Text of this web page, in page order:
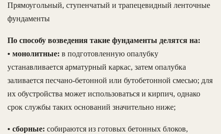
Прямоугольный, ступенчатый и трапецевидный ленточные
фундаменты
По способу возведения такие фундаменты делятся на:
• монолитные: в подготовленную опалубку
устанавливается арматурный каркас, затем опалубка
заливается песчано-бетонной или бутобетонной смесью; для
их обустройства может использоваться и кирпич, однако
срок службы таких оснований значительно ниже;
• сборные: собираются из готовых бетонных блоков,